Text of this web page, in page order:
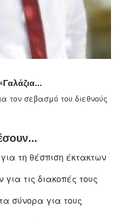
τον σεβασμό του διεθνούς
τη θέσπιση έκτακτων
τις διακοπές τους
σύνορα για τους